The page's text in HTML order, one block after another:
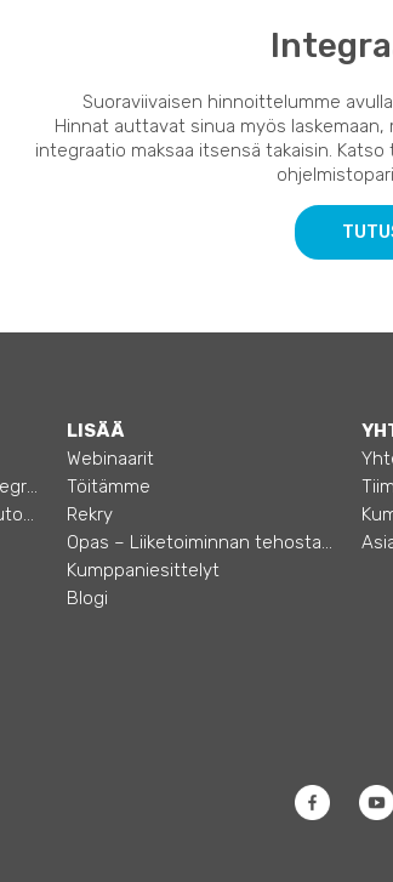
Suoraviivaisen hinnoittelumme
Hinnat auttavat sinua myös
integraatio maksaa itsensä takaisin.
Taloushallinnon ja ERP:n integraatiot
MyFlashnode-itsekäyttö-automaatio
LISÄÄ
Webinaarit
Töitämme
Rekry
Opas – Liiketoiminnan tehostamiseen
Kumppaniesittelyt
Blogi